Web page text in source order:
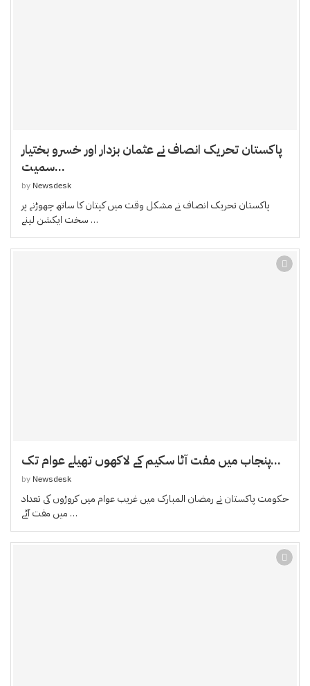
پاکستان تحریک انصاف نے عثمان بزدار اور خسرو بختیار
سمیت...
by Newsdesk
پاکستان تحریک انصاف نے مشکل وقت میں کپتان کا ساتھ چھوڑنے پر
سخت ایکشن لینے …
پنجاب میں مفت آٹا سکیم کے لاکھوں تھیلے عوام تک...
by Newsdesk
حکومت پاکستان نے رمضان المبارک میں غریب عوام میں کروڑوں کی تعداد
میں مفت آٹے …